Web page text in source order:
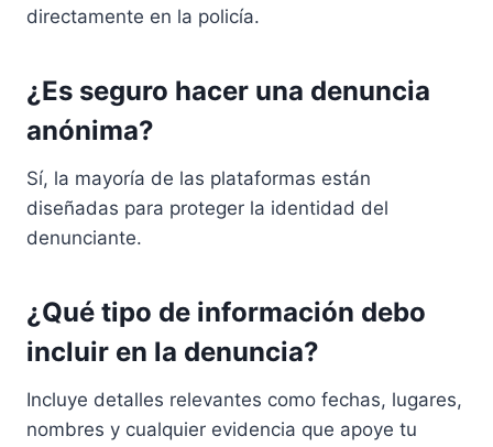
directamente en la policía.
¿Es seguro hacer una denuncia
anónima?
Sí, la mayoría de las plataformas están
diseñadas para proteger la identidad del
denunciante.
¿Qué tipo de información debo
incluir en la denuncia?
Incluye detalles relevantes como fechas, lugares,
nombres y cualquier evidencia que apoye tu